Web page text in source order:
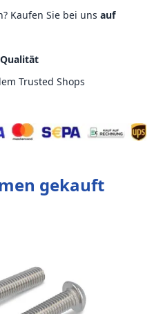
Kaufen Sie bei uns auf
Trusted Shops
gekauft